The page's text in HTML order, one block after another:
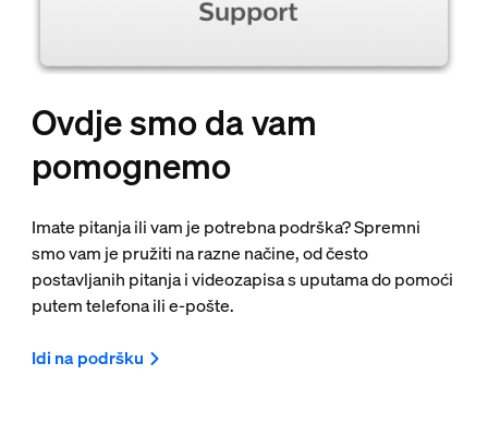
Ovdje smo da vam
pomognemo
Imate pitanja ili vam je potrebna podrška? Spremni
smo vam je pružiti na razne načine, od često
postavljanih pitanja i videozapisa s uputama do pomoći
putem telefona ili e-pošte.
Idi na podršku